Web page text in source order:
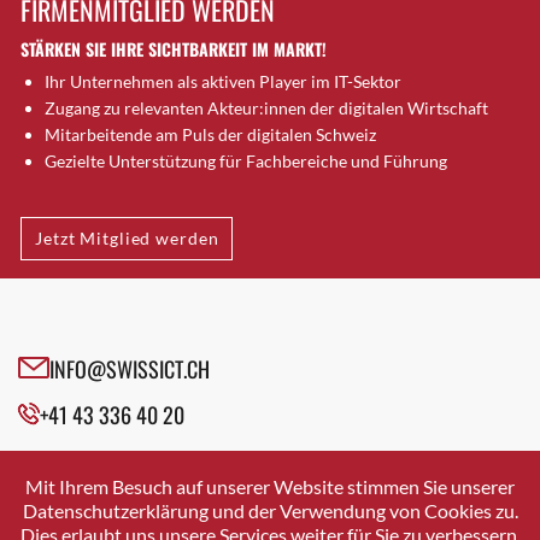
Brugg AG
Brütten
Bubendorf
Bubikon
Buchs (SG)
Bäretswil
Bülach
Cazis
Crissier
Davos Platz
Dierikon
Dietikon
FIRMENMITGLIED WERDEN
STÄRKEN SIE IHRE SICHTBARKEIT IM MARKT!
Ihr Unternehmen als aktiven Player im IT-Sektor
Zugang zu relevanten Akteur:innen der digitalen Wirtschaft
Mitarbeitende am Puls der digitalen Schweiz
Gezielte Unterstützung für Fachbereiche und Führung
Jetzt Mitglied werden
INFO@SWISSICT.CH
+41 43 336 40 20
SWISSICT
VULKANSTRASSE 120
8048 ZURICH
Mit Ihrem Besuch auf unserer Website stimmen Sie unserer
Datenschutzerklärung und der Verwendung von Cookies zu.
Dies erlaubt uns unsere Services weiter für Sie zu verbessern.